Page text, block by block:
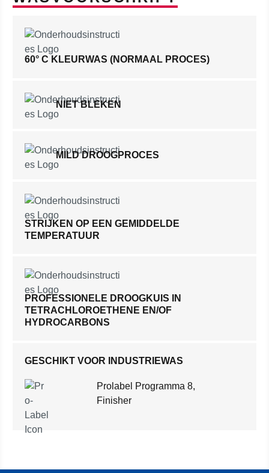
60° C KLEURWAS (NORMAAL PROCES)
NIET BLEKEN
MILD DROOGPROCES
STRIJKEN OP EEN GEMIDDELDE
TEMPERATUUR
PROFESSIONELE DROOGKUIS IN
TETRACHLOROETHENE EN/OF
HYDROCARBONS
GESCHIKT VOOR INDUSTRIEWAS
Prolabel Programma 8,
Finisher